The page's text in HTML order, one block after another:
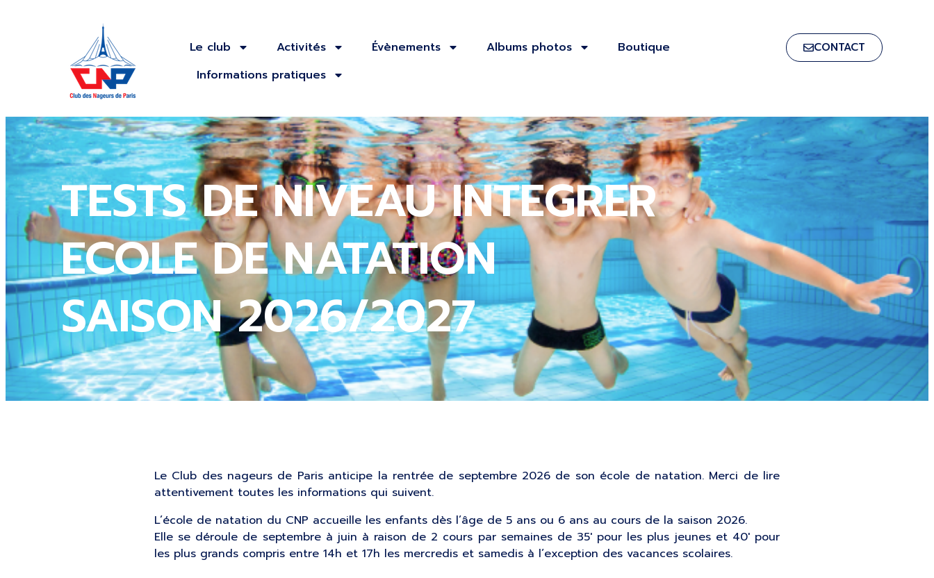
Le club Activités Évènements Albums photos
Boutique
Informations pratiques
CONTACT
TESTS DE NIVEAU INTEGRER
ECOLE DE NATATION
SAISON 2026/2027
Le Club des nageurs de Paris anticipe la rentrée de septembre 2026 de son école de natation. Merci de lire
attentivement toutes les informations qui suivent.
L’école de natation du CNP accueille les enfants dès l’âge de 5 ans ou 6 ans au cours de la saison 2026.
Elle se déroule de septembre à juin à raison de 2 cours par semaines de 35′ pour les plus jeunes et 40′ pour
les plus grands compris entre 14h et 17h les mercredis et samedis à l’exception des vacances scolaires.